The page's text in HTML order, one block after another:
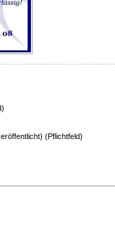
(Pflichtfeld)